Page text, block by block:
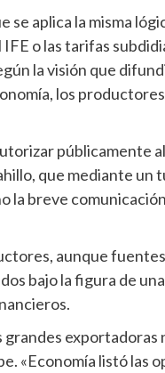
se aplica la misma
o las tarifas
la visión que
los
públicamente
que mediante un
la breve
aunque
bajo la figura de
exportadoras
«Economía listó las